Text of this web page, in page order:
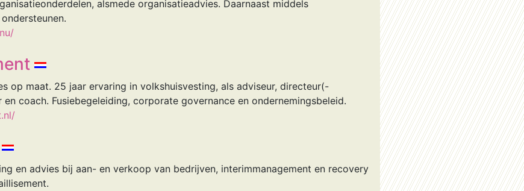
alsmede organisatieadvies. Daarnaast middels
op maat. 25 jaar ervaring in volkshuisvesting, als adviseur, directeur(-
coach. Fusiebegeleiding, corporate governance en ondernemingsbeleid.
en advies bij aan- en verkoop van bedrijven, interimmanagement en recovery